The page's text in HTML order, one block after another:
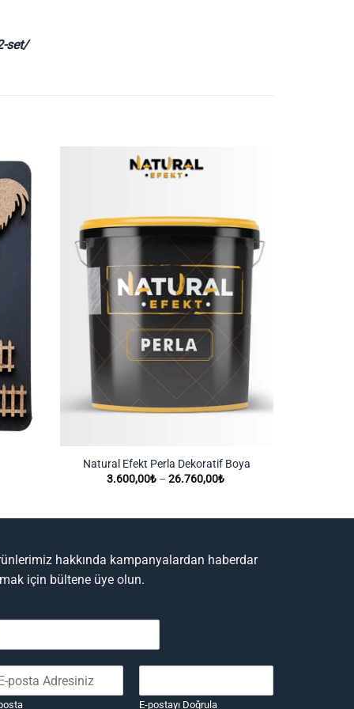
set/
İstek
Listeme
Ekle
Natural Efekt Perla Dekoratif Boya
3.600,00₺ – 26.760,00₺Fiyat
hakkında kampanyalardan haberdar
için bültene üye olun.
E-postayı Doğrula